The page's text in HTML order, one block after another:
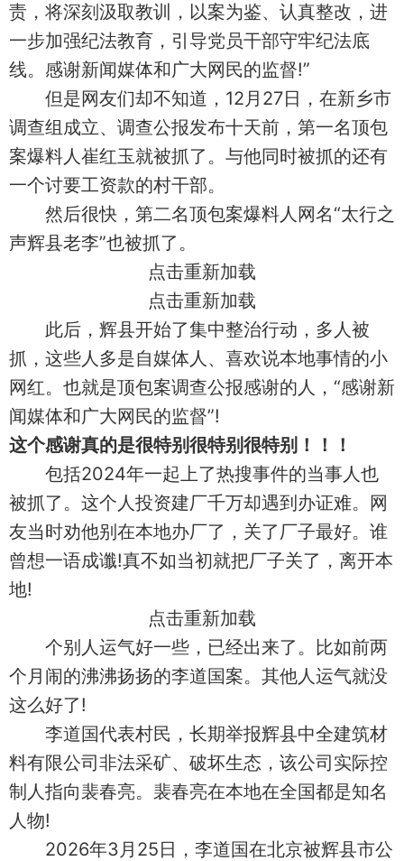
责，将深刻汲取教训，以案为鉴、认真整改，进
一步加强纪法教育，引导党员干部守牢纪法底
线。感谢新闻媒体和广大网民的监督!”
但是网友们却不知道，12月27日，在新乡市
调查组成立、调查公报发布十天前，第一名顶包
案爆料人崔红玉就被抓了。与他同时被抓的还有
一个讨要工资款的村干部。
然后很快，第二名顶包案爆料人网名“太行之
声辉县老李”也被抓了。
点击重新加载
点击重新加载
此后，辉县开始了集中整治行动，多人被
抓，这些人多是自媒体人、喜欢说本地事情的小
网红。也就是顶包案调查公报感谢的人，“感谢新
闻媒体和广大网民的监督”!
这个感谢真的是很特别很特别很特别！！！
包括2024年一起上了热搜事件的当事人也
被抓了。这个人投资建厂千万却遇到办证难。网
友当时劝他别在本地办厂了，关了厂子最好。谁
曾想一语成谶!真不如当初就把厂子关了，离开本
地!
点击重新加载
个别人运气好一些，已经出来了。比如前两
个月闹的沸沸扬扬的李道国案。其他人运气就没
这么好了!
李道国代表村民，长期举报辉县中全建筑材
料有限公司非法采矿、破坏生态，该公司实际控
制人指向裴春亮。裴春亮在本地在全国都是知名
人物!
‌2026年3月25日‌，李道国在北京被辉县市公